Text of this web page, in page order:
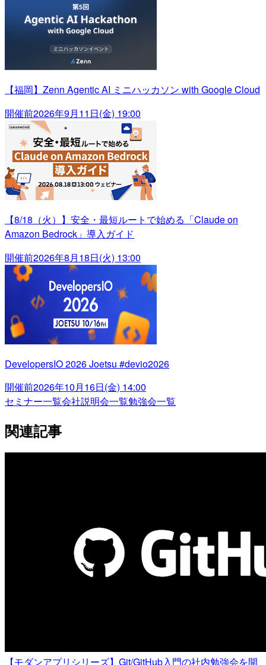
【福岡】Zenn Agentic AI ミニハッカソン with Google Cloud
開催前2026年9月11日(金) 19:00
【8/18（火）】安全・最短ルートで始める「Claude on
Amazon Bedrock」導入ガイド
開催前2026年8月18日(火) 13:00
DevelopersIO 2026 Joetsu #devio2026
開催前2026年10月16日(金) 14:00
セミナー一覧会社説明会一覧勉強会一覧
関連記事
【モダンアプリシリーズ】Git/GitHub入門の社内勉強会を開